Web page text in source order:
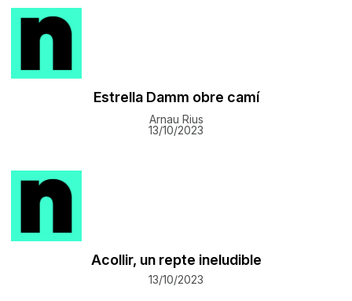
Estrella Damm obre camí
Arnau Rius
13/10/2023
Acollir, un repte ineludible
13/10/2023